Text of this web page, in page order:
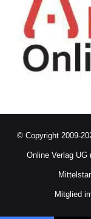
© Copyright 2009-
Online Verlag UG
Mitglied